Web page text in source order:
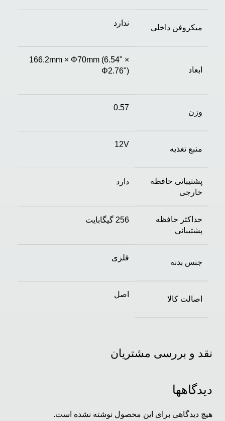
میکروفن داخلی
ندارد
ابعاد
166.2mm × Φ70mm (6.54" ×
Φ2.76")
وزن
0.57
منبع تغذیه
12V
پشتیبانی حافظه
خارجی
دارد
حداکثر حافظه
پشتیبانی
256 گیگابایت
جنس بدنه
فلزی
اصالت کالا
اصل
نقد و بررسی مشتریان
دیدگاهها
هیچ دیدگاهی برای این محصول نوشته نشده است.